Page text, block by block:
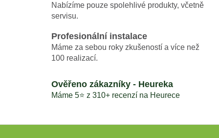
Nabízíme pouze spolehlivé produkty, včetně
servisu.
Profesionální instalace
Máme za sebou roky zkušeností a více než
100 realizací.
Ověřeno zákazníky - Heureka
Máme 5⭐️ z 310+ recenzí na Heurece